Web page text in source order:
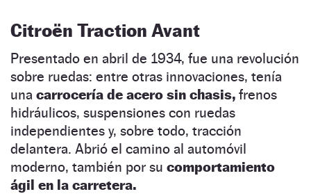
Citroën Traction Avant
Presentado en abril de 1934, fue una revolución
sobre ruedas: entre otras innovaciones, tenía
una carrocería de acero sin chasis, frenos
hidráulicos, suspensiones con ruedas
independientes y, sobre todo, tracción
delantera. Abrió el camino al automóvil
moderno, también por su comportamiento
ágil en la carretera.